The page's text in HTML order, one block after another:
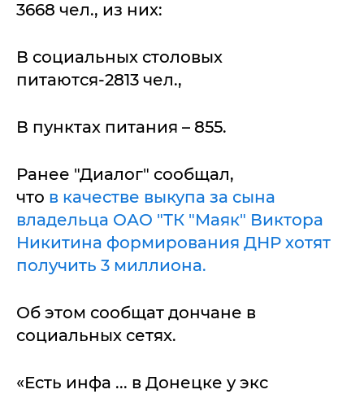
3668 чел., из них:
В социальных столовых
питаются-2813 чел.,
В пунктах питания – 855.
Ранее "Диалог" сообщал,
что в качестве выкупа за сына
владельца ОАО "ТК "Маяк" Виктора
Никитина формирования ДНР хотят
получить 3 миллиона.
Об этом сообщат дончане в
социальных сетях.
«Есть инфа ... в Донецке у экс